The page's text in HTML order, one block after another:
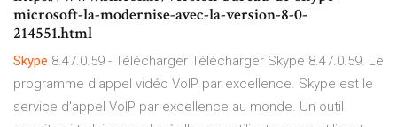
microsoft-la-modernise-avec-la-version-8-0-
214551.html
Skype 8.47.0.59 - Télécharger Télécharger Skype 8.47.0.59. Le
programme d'appel vidéo VoIP par excellence. Skype est le
service d'appel VoIP par excellence au monde. Un outil